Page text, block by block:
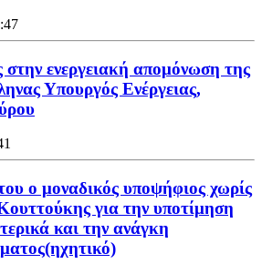
στην ενεργειακή απομόνωση της
Υπουργός Ενέργειας,
ο μοναδικός υποψήφιος χωρίς
για την υποτίμηση
και την ανάγκη